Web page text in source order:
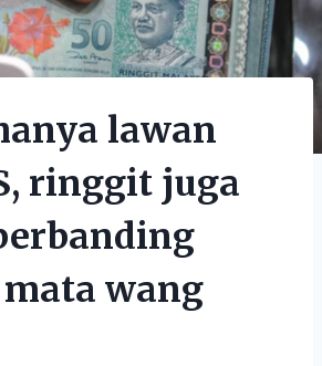
lawan
ringgit juga
wang